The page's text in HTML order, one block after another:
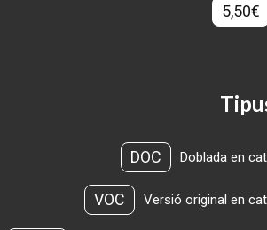
5,50€
DOC Doblada en
VOC Versió original en